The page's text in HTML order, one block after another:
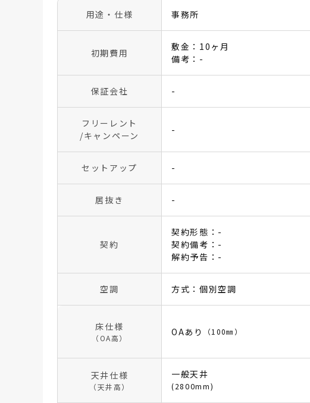
用途・仕様 事務所
初期費用
敷金：10ヶ月
備考：-
保証会社 -
フリーレント
/キャンペーン
-
セットアップ -
居抜き -
契約
契約形態：-
契約備考：-
解約予告：-
空調 方式：個別空調
床仕様
（OA高）
OAあり （100㎜）
天井仕様
（天井高）
一般天井
(2800mm)